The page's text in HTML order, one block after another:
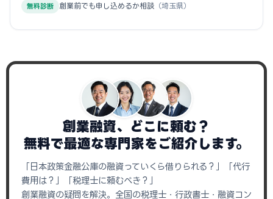
無料診断 創業前でも申し込めるか相談 （埼玉県）
創業融資、どこに頼む？
無料で最適な専門家をご紹介します。
「日本政策金融公庫の融資っていくら借りられる？」「代行
費用は？」「税理士に頼むべき？」
創業融資の疑問を解決。全国の税理士・行政書士・融資コン